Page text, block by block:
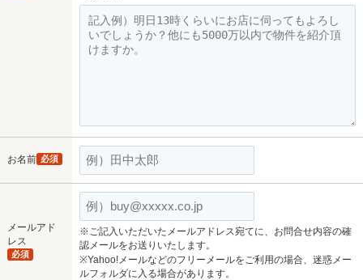
お名前 必須
メールアド
レス
必須
※ご記入いただいたメールアドレス宛てに、お問合せ内容の確
認メールをお送りいたします。
※Yahoo!メールなどのフリーメールをご利用の場合、迷惑メー
ルフォルダに入る場合があります。